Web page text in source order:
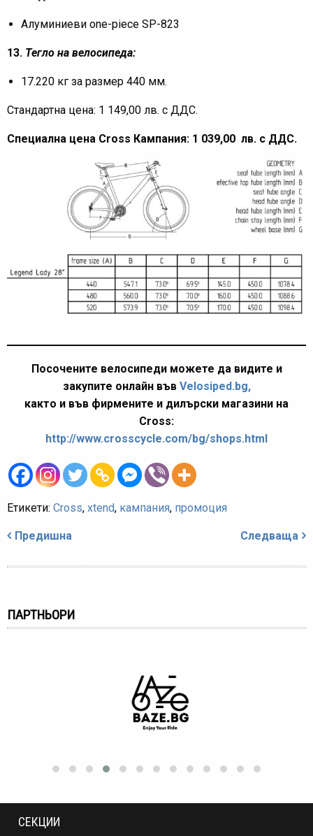
Алуминиеви one-piece SP-823
13. Тегло на велосипеда:
17.220 кг за размер 440 мм.
Стандартна цена: 1 149,00 лв. с ДДС.
Специална цена Cross Кампания: 1 039,00 лв. с ДДС.
Посочените велосипеди можете да видите и
закупите онлайн във Velosiped.bg,
както и във фирмените и дилърски магазини на
Cross:
http://www.crosscycle.com/bg/shops.html
Етикети: Cross, xtend, кампания, промоция
Предишна Следваща
ПАРТНЬОРИ
СЕКЦИИ